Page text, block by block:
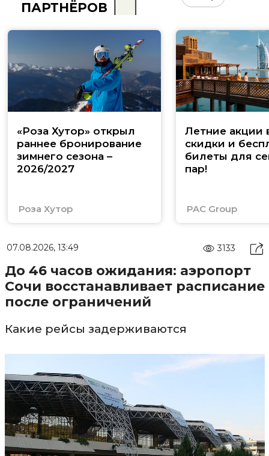
ПАРТНЁРОВ
«Роза Хутор» открыл
раннее бронирование
зимнего сезона –
2026/2027
Роза Хутор
Летние акции
скидки и
билеты для
пар!
PAC Group
07.08.2026, 13:49 3133
До 46 часов ожидания: аэропорт
Сочи восстанавливает расписание
после ограничений
Какие рейсы задерживаются